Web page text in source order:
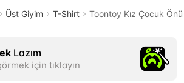
Üst Giyim T-Shirt Toontoy Kız Çocuk
Lazım
için tıklayın